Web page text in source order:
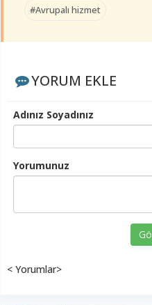
#Avrupalı hizmet
YORUM EKLE
Adınız Soyadınız
Yorumunuz
< Yorumlar>